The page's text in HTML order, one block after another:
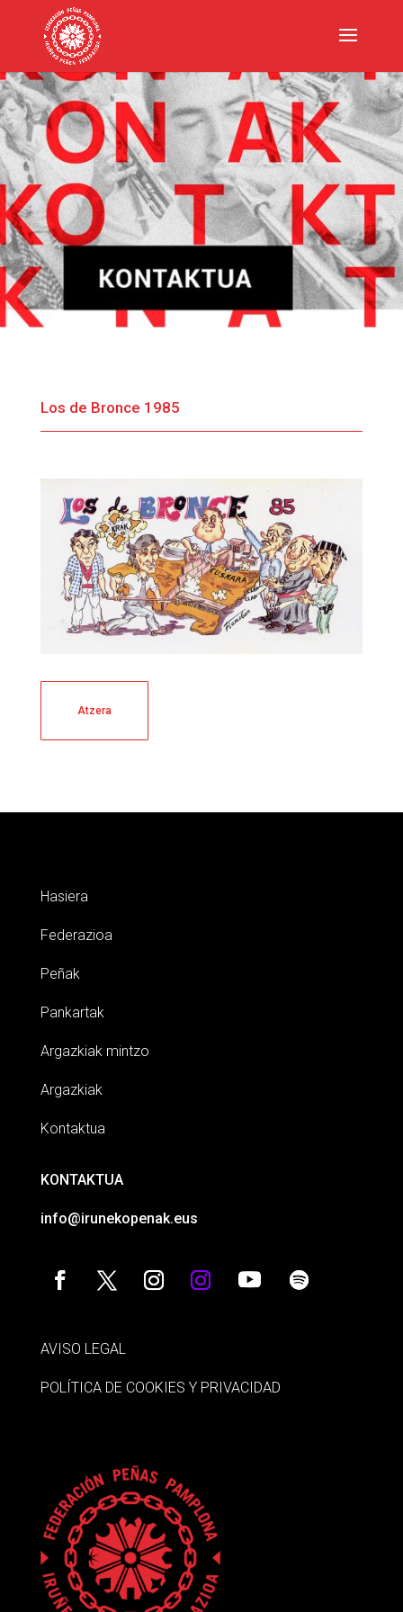
Los de Bronce 1985
Atzera
Hasiera
Federazioa
Peñak
Pankartak
Argazkiak mintzo
Argazkiak
Kontaktua
KONTAKTUA
info@irunekopenak.eus
AVISO LEGAL
POLÍTICA DE COOKIES Y PRIVACIDAD